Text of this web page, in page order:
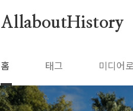
AllaboutHistory
홈 태그 미디어